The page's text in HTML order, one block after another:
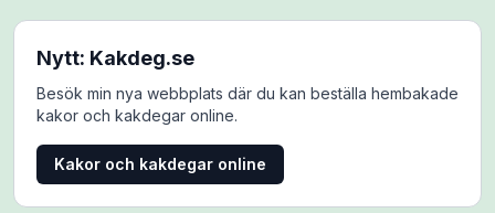
Nytt: Kakdeg.se
Besök min nya webbplats där du kan beställa hembakade
kakor och kakdegar online.
Kakor och kakdegar online